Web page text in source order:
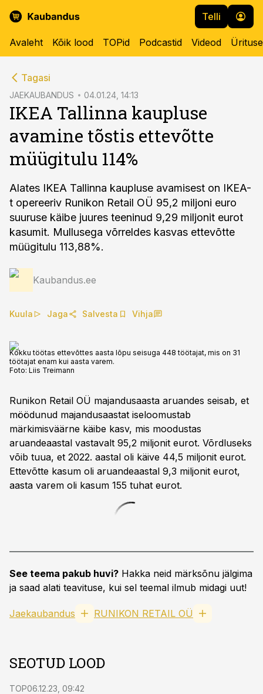
Telli
Avaleht Kõik lood TOPid Podcastid Videod
Tagasi
JAEKAUBANDUS 04.01.24, 14:13
IKEA Tallinna kaupluse
avamine tõstis ettevõtte
müügitulu 114%
Alates IKEA Tallinna kaupluse avamisest on IKEA-
t opereeriv Runikon Retail OÜ 95,2 miljoni euro
suuruse käibe juures teeninud 9,29 miljonit eurot
kasumit. Mullusega võrreldes kasvas ettevõtte
müügitulu 113,88%.
Kaubandus.ee
Kuula Jaga Salvesta Vihja
Kokku töötas ettevõttes aasta lõpu seisuga 448 töötajat, mis on 31
töötajat enam kui aasta varem.
Foto: Liis Treimann
Runikon Retail OÜ majandusaasta aruandes seisab, et
möödunud majandusaastat iseloomustab
märkimisväärne käibe kasv, mis moodustas
aruandeaastal vastavalt 95,2 miljonit eurot. Võrdluseks
võib tuua, et 2022. aastal oli käive 44,5 miljonit eurot.
Ettevõtte kasum oli aruandeaastal 9,3 miljonit eurot,
aasta varem oli kasum 155 tuhat eurot.
See teema pakub huvi? Hakka neid märksõnu jälgima
ja saad alati teavituse, kui sel teemal ilmub midagi uut!
Jaekaubandus RUNIKON RETAIL OÜ
SEOTUD LOOD
TOP06.12.23, 09:42